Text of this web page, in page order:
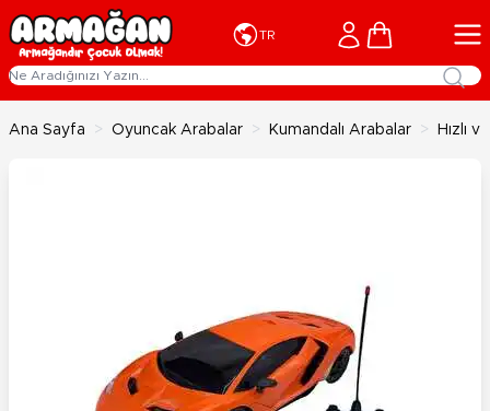
İçeriğe geç
TR Cart
Ana Sayfa > Oyuncak Arabalar > Kumandalı Arabalar > Hızlı